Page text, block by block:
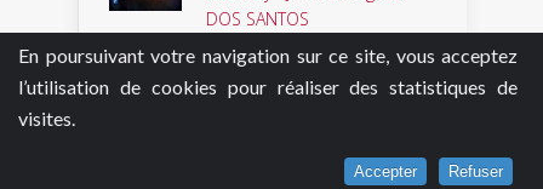
En poursuivant votre navigation sur ce site, vous acceptez
l’utilisation de cookies pour réaliser des statistiques de
visites.
Accepter Refuser
DOS SANTOS
Les Testaments -
Margaret Atwood